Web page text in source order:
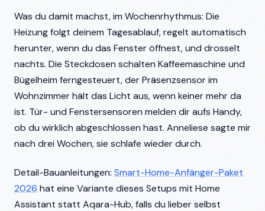
Was du damit machst, im Wochenrhythmus: Die
Heizung folgt deinem Tagesablauf, regelt automatisch
herunter, wenn du das Fenster öffnest, und drosselt
nachts. Die Steckdosen schalten Kaffeemaschine und
Bügelheim ferngesteuert, der Präsenzsensor im
Wohnzimmer hält das Licht aus, wenn keiner mehr da
ist. Tür- und Fenstersensoren melden dir aufs Handy,
ob du wirklich abgeschlossen hast. Anneliese sagte mir
nach drei Wochen, sie schlafe wieder durch.
Detail-Bauanleitungen: Smart-Home-Anfänger-Paket
2026 hat eine Variante dieses Setups mit Home
Assistant statt Aqara-Hub, falls du lieber selbst